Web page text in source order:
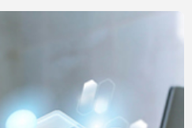
zu bieten und gleichzeitig
aufzubauen.